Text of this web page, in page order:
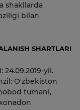
shakllarda
bilan
SHARTLARI
yil.
O'zbekiston
tumani,